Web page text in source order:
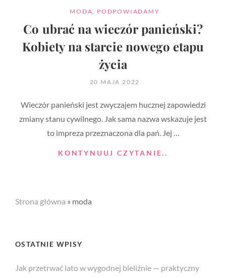
CATEGORIES
MODA PODPOWIADAMY
Co ubrać na wieczór panieński?
Kobiety na starcie nowego etapu
życia
POSTED
20 MAJA 2022
Wieczór panieński jest zwyczajem hucznej zapowiedzi
zmiany stanu cywilnego. Jak sama nazwa wskazuje jest
to impreza przeznaczona dla pań. Jej …
KONTYNUUJ CZYTANIE..
Strona główna » moda
OSTATNIE WPISY
Jak przetrwać lato w wygodnej bieliźnie — praktyczny